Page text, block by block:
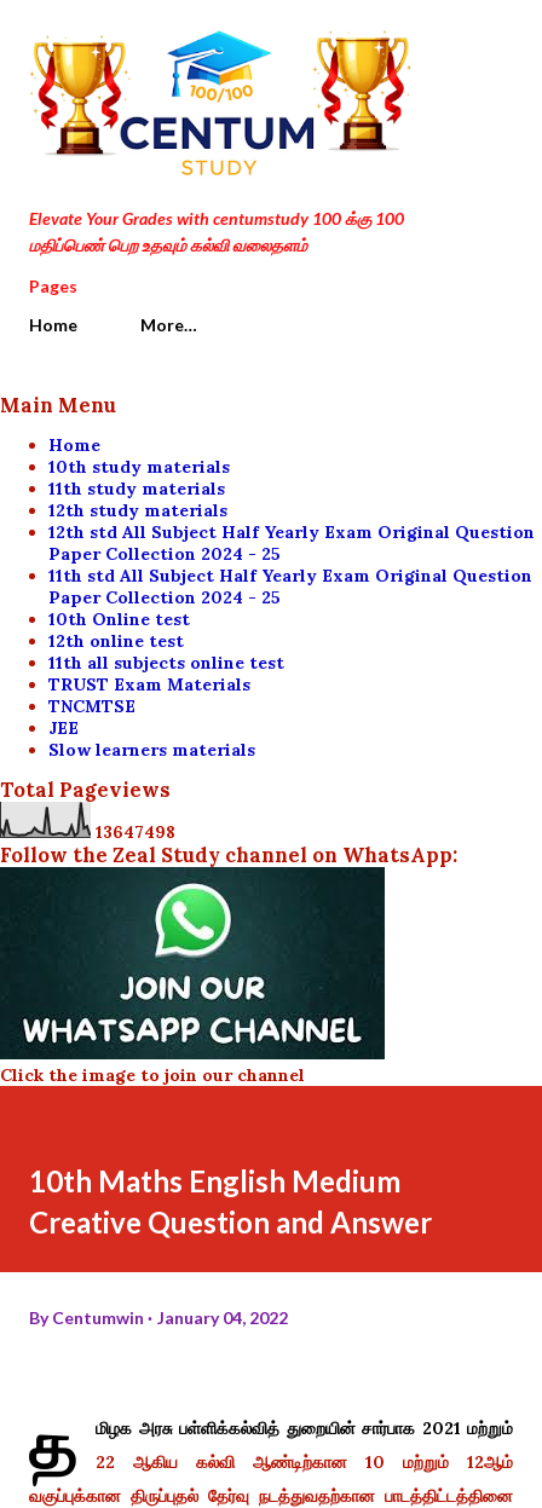
Skip to main content
Elevate Your Grades with centumstudy 100 க்கு 100
மதிப்பெண் பெற உதவும் கல்வி வலைதளம்
Pages
Home
More…
Main Menu
Home
10th study materials
11th study materials
12th study materials
12th std All Subject Half Yearly Exam Original Question
Paper Collection 2024 - 25
11th std All Subject Half Yearly Exam Original Question
Paper Collection 2024 - 25
10th Online test
12th online test
11th all subjects online test
TRUST Exam Materials
TNCMTSE
JEE
Slow learners materials
Total Pageviews
13647498
Follow the Zeal Study channel on WhatsApp:
Click the image to join our channel
10th Maths English Medium
Creative Question and Answer
ByCentumwin January 04, 2022
த
மிழக அரசு பள்ளிக்கல்வித் துறையின் சார்பாக 2021 மற்றும்
22 ஆகிய கல்வி ஆண்டிற்கான 10 மற்றும் 12ஆம்
வகுப்புக்கான திருப்புதல் தேர்வு நடத்துவதற்கான பாடத்திட்டத்தினை